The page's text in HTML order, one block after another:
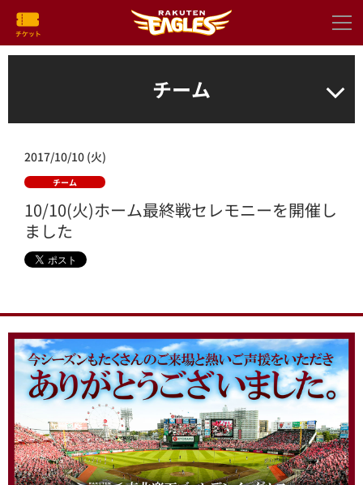
チーム
2017/10/10 (火)
チーム
10/10(火)ホーム最終戦セレモニーを開催し
ました